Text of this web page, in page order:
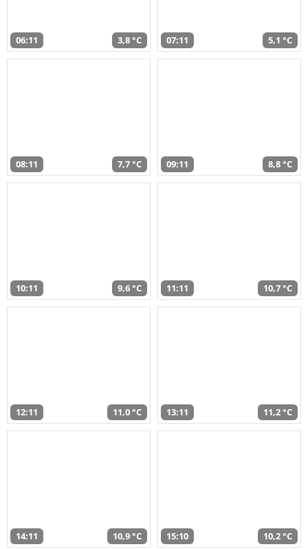
06:11 3,8 °C 07:11 5,1 °C
08:11 7,7 °C 09:11 8,8 °C
10:11 9,6 °C 11:11 10,7 °C
12:11 11,0 °C 13:11 11,2 °C
14:11 10,9 °C 15:10 10,2 °C